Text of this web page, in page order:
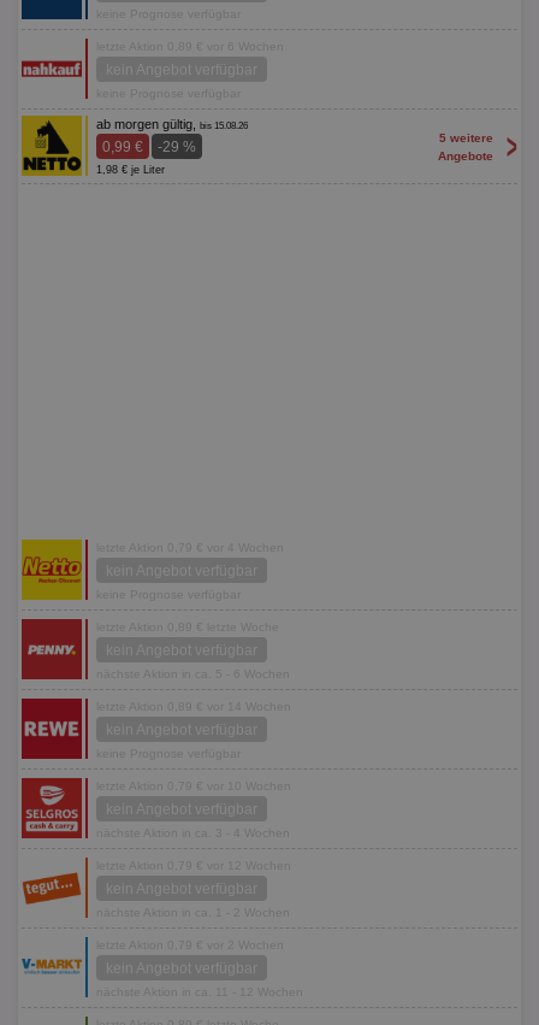
keine Prognose verfügbar
letzte Aktion 0,89 € vor 6 Wochen
kein Angebot verfügbar
keine Prognose verfügbar
ab morgen gültig, bis 15.08.26
0,99 € -29 %
1,98 € je Liter
5 weitere
Angebote
>
letzte Aktion 0,79 € vor 4 Wochen
kein Angebot verfügbar
keine Prognose verfügbar
letzte Aktion 0,89 € letzte Woche
kein Angebot verfügbar
nächste Aktion in ca. 5 - 6 Wochen
letzte Aktion 0,89 € vor 14 Wochen
kein Angebot verfügbar
keine Prognose verfügbar
letzte Aktion 0,79 € vor 10 Wochen
kein Angebot verfügbar
nächste Aktion in ca. 3 - 4 Wochen
letzte Aktion 0,79 € vor 12 Wochen
kein Angebot verfügbar
nächste Aktion in ca. 1 - 2 Wochen
letzte Aktion 0,79 € vor 2 Wochen
kein Angebot verfügbar
nächste Aktion in ca. 11 - 12 Wochen